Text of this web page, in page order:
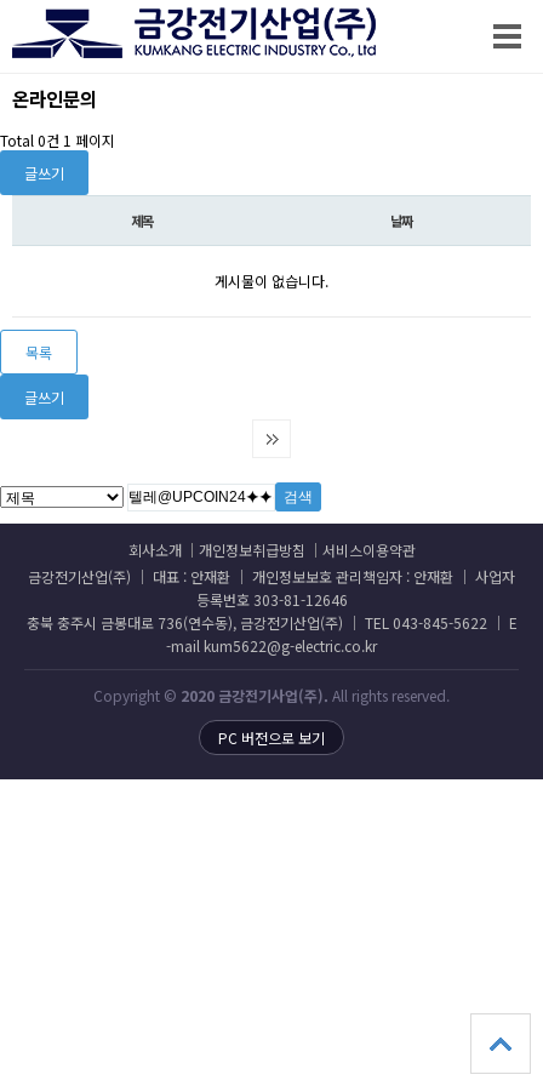
온라인문의
Total 0건 1 페이지
글쓰기
제목 날짜
게시물이 없습니다.
목록
글쓰기
회사소개 개인정보취급방침
서비스이용약관
금강전기산업(주) │ 대표 : 안재환 │ 개인정보보호 관리책임자 : 안재환 │ 사업자
등록번호 303-81-12646
충북 충주시 금봉대로 736(연수동), 금강전기산업(주) │ TEL 043-845-5622 │ E
-mail kum5622@g-electric.co.kr
Copyright © 2020 금강전기사업(주). All rights reserved.
PC 버전으로 보기